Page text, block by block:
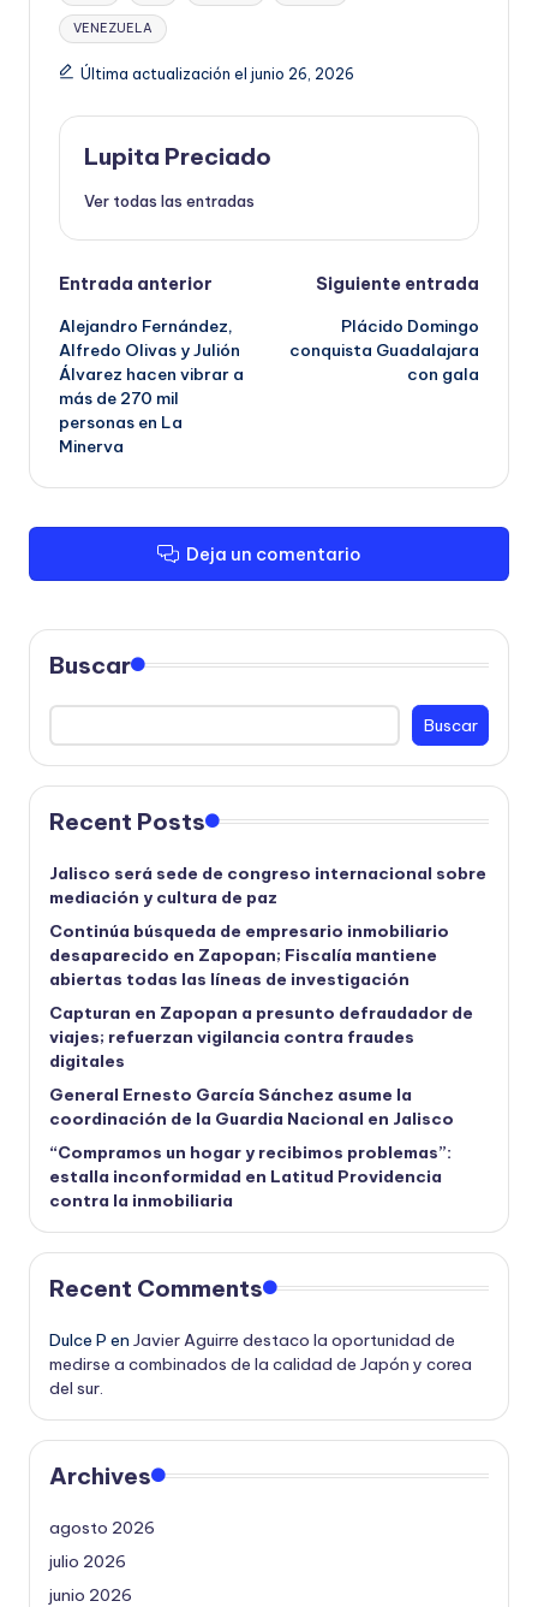
VENEZUELA
Última actualización el junio 26, 2026
Lupita Preciado
Ver todas las entradas
Navegación
de
entradas
Entrada anterior
Alejandro Fernández,
Alfredo Olivas y Julión
Álvarez hacen vibrar a
más de 270 mil
personas en La
Minerva
Siguiente entrada
Plácido Domingo
conquista Guadalajara
con gala
Deja un comentario
Buscar
Buscar
Recent Posts
Jalisco será sede de congreso internacional sobre
mediación y cultura de paz
Continúa búsqueda de empresario inmobiliario
desaparecido en Zapopan; Fiscalía mantiene
abiertas todas las líneas de investigación
Capturan en Zapopan a presunto defraudador de
viajes; refuerzan vigilancia contra fraudes
digitales
General Ernesto García Sánchez asume la
coordinación de la Guardia Nacional en Jalisco
“Compramos un hogar y recibimos problemas”:
estalla inconformidad en Latitud Providencia
contra la inmobiliaria
Recent Comments
Dulce P en Javier Aguirre destaco la oportunidad de
medirse a combinados de la calidad de Japón y corea
del sur.
Archives
agosto 2026
julio 2026
junio 2026